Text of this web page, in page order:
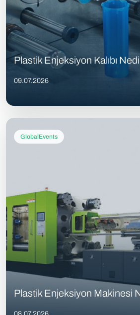
Plastik Enjeksiyon Kalıbı
09.07.2026
GlobalEvents
Plastik Enjeksiyon Makinesi